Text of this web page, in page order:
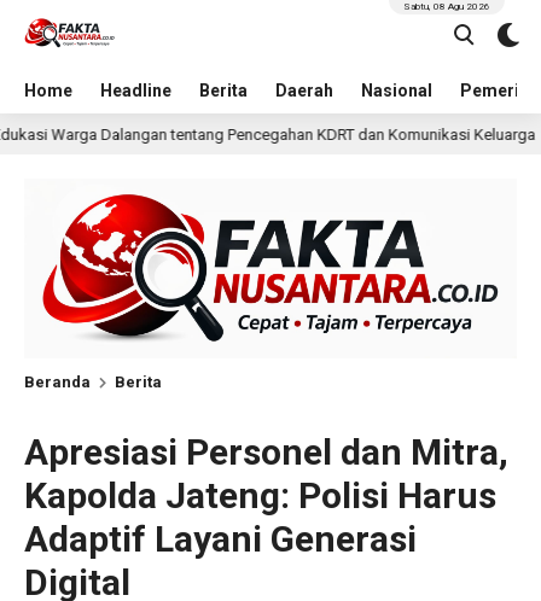
Home Headline Berita Daerah Nasional
Sabtu, 08 Agu 2026
KDRT dan Komunikasi Keluarga 16 jam lalu KKN
Beranda Berita
Apresiasi Personel dan Mitra,
Kapolda Jateng: Polisi Harus
Adaptif Layani Generasi
Digital